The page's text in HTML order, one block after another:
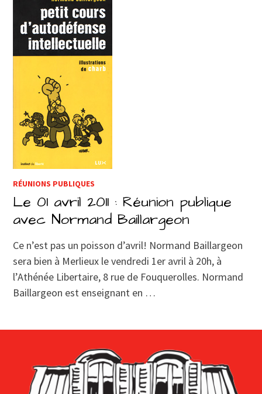
RÉUNIONS PUBLIQUES
Le 01 avril 2011 : Réunion publique
avec Normand Baillargeon
Ce n’est pas un poisson d’avril! Normand Baillargeon
sera bien à Merlieux le vendredi 1er avril à 20h, à
l’Athénée Libertaire, 8 rue de Fouquerolles. Normand
Baillargeon est enseignant en …